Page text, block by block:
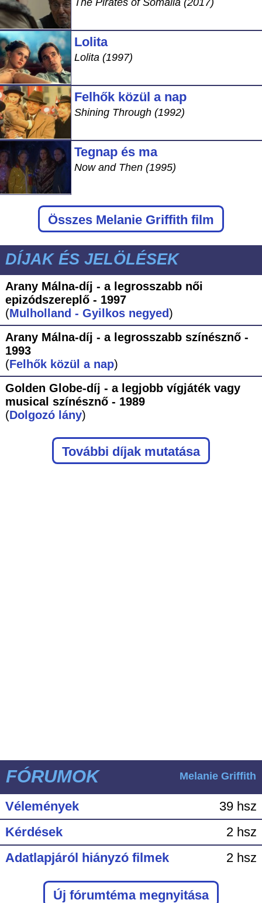
Lolita
Lolita (1997)
Felhők közül a nap
Shining Through (1992)
Tegnap és ma
Now and Then (1995)
Összes Melanie Griffith film
DÍJAK ÉS JELÖLÉSEK
Arany Málna-díj - a legrosszabb női
epizódszereplő - 1997
(Mulholland - Gyilkos negyed)
Arany Málna-díj - a legrosszabb színésznő -
1993
(Felhők közül a nap)
Golden Globe-díj - a legjobb vígjáték vagy
musical színésznő - 1989
(Dolgozó lány)
További díjak mutatása
FÓRUMOK Melanie Griffith
Vélemények
39 hsz
Kérdések
2 hsz
Adatlapjáról hiányzó filmek
2 hsz
Új fórumtéma megnyitása